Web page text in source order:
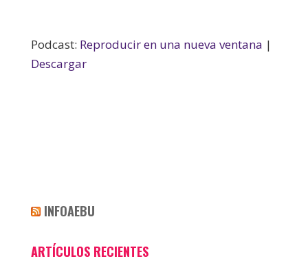
Podcast: Reproducir en una nueva ventana |
Descargar
INFOAEBU
ARTÍCULOS RECIENTES